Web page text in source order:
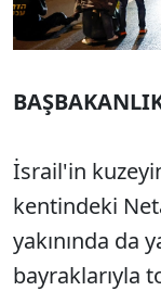
İsrail'in
kentindeki
yakınında da
bayraklarıyla